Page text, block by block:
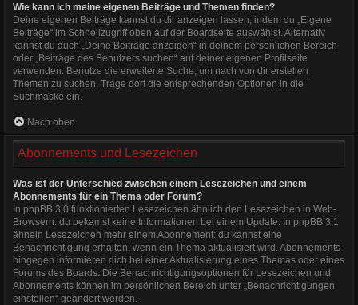
Wie kann ich meine eigenen Beiträge und Themen finden?
Deine eigenen Beiträge kannst du dir anzeigen lassen, indem du „Eigene
Beiträge“ im Schnellzugriff oben auf der Boardseite auswählst. Alternativ
kannst du auch „Deine Beiträge anzeigen“ in deinem persönlichen Bereich
oder „Beiträge des Benutzers suchen“ auf deiner eigenen Profilseite
verwenden. Benutze die erweiterte Suche, um nach von dir erstellen
Themen zu suchen. Trage dort die entsprechenden Optionen in die
Suchmaske ein.
Nach oben
Abonnements und Lesezeichen
Was ist der Unterschied zwischen einem Lesezeichen und einem
Abonnements für ein Thema oder Forum?
In phpBB 3.0 funktionierten Lesezeichen ähnlich den Lesezeichen in Web-
Browsern: du bekamst keine Informationen bei einem Update. In phpBB 3.1
ähneln Lesezeichen mehr einem Abonnement: du kannst eine
Benachrichtigung erhalten, wenn ein Thema aktualisiert wird. Abonnements
hingegen informieren dich bei einer Aktualisierung eines Themas oder eines
Forums des Boards. Die Benachrichtigungsoptionen für Lesezeichen und
Abonnements können im persönlichen Bereich unter „Benachrichtigungen
einstellen“ geändert werden.